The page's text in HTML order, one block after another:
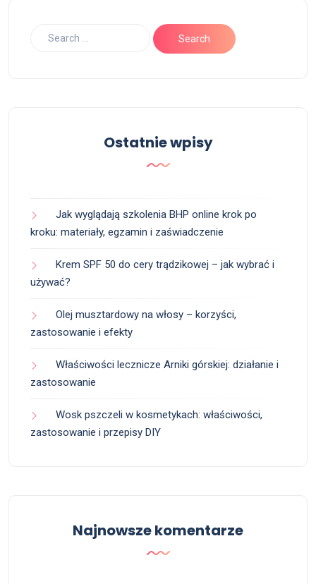
Ostatnie wpisy
Jak wyglądają szkolenia BHP online krok po
kroku: materiały, egzamin i zaświadczenie
Krem SPF 50 do cery trądzikowej – jak wybrać i
używać?
Olej musztardowy na włosy – korzyści,
zastosowanie i efekty
Właściwości lecznicze Arniki górskiej: działanie i
zastosowanie
Wosk pszczeli w kosmetykach: właściwości,
zastosowanie i przepisy DIY
Najnowsze komentarze